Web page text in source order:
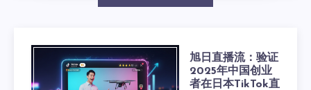
旭日直播流：验证
2025年中国创业
者在日本TikTok直